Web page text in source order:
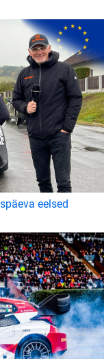
eelsed